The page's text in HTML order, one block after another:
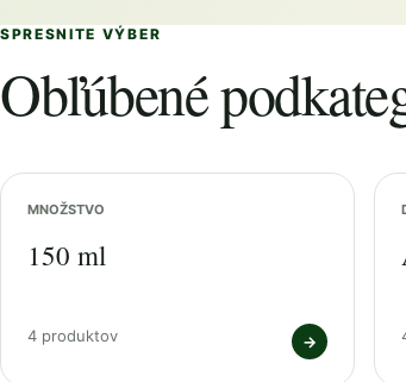
SPRESNITE VÝBER
Obľúbené
MNOŽSTVO
150 ml
4 produktov →